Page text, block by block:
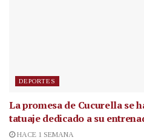
DEPORTES
La promesa de Cucurella se
tatuaje dedicado a su
HACE 1 SEMANA